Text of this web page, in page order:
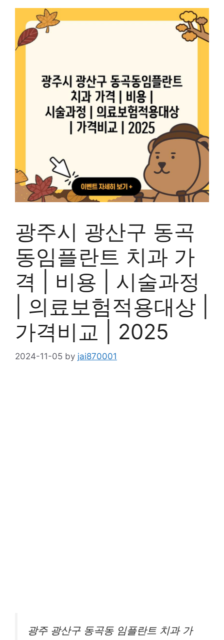
광주시 광산구 동곡
동임플란트 치과 가
격 | 비용 | 시술과정
| 의료보험적용대상 |
가격비교 | 2025
2024-11-05 by jai870001
광주 광산구 동곡동 임플란트 치과 가